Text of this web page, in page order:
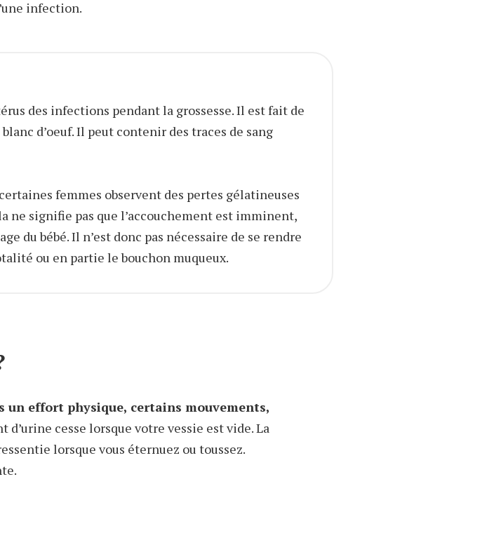
infection.
des infections pendant la grossesse. Il est fait de
d’oeuf. Il peut contenir des traces de sang
femmes observent des pertes gélatineuses
ne signifie pas que l’accouchement est imminent,
du bébé. Il n’est donc pas nécessaire de se rendre
ou en partie le bouchon muqueux.
un effort physique, certains mouvements,
d’urine cesse lorsque votre vessie est vide. La
lorsque vous éternuez ou toussez.